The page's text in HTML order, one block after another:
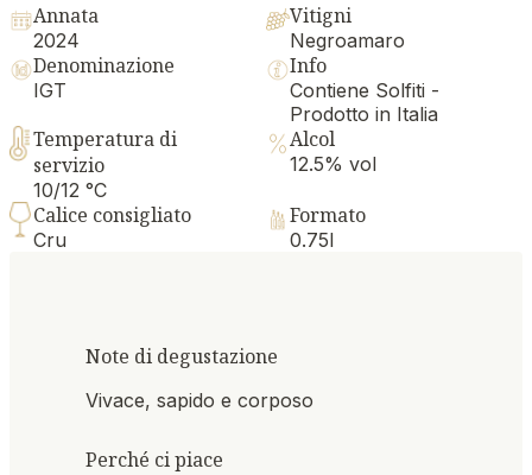
Annata
2024
Vitigni
Negroamaro
Denominazione
IGT
Info
Contiene Solfiti -
Prodotto in Italia
Temperatura di
servizio
10/12 °C
Alcol
12.5% vol
Calice consigliato
Cru
Formato
0.75l
Note di degustazione
Vivace, sapido e corposo
Perché ci piace